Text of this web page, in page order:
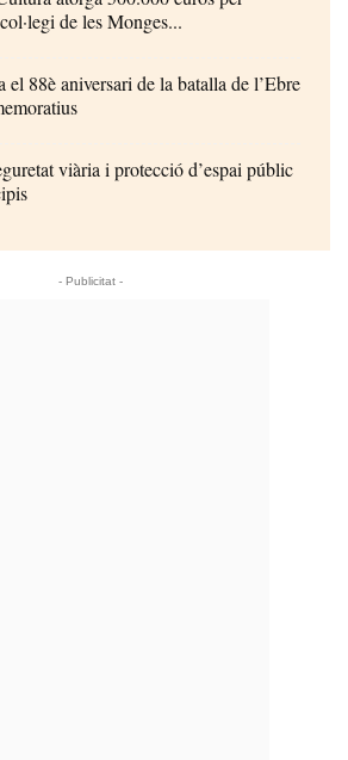
de les Monges...
el 88è aniversari de la batalla de l’Ebre
viària i protecció d’espai públic
- Publicitat -